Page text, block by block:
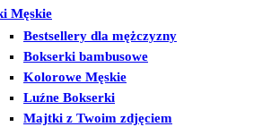
Męskie
Bestsellery dla mężczyzny
Bokserki bambusowe
Kolorowe Męskie
Luźne Bokserki
Majtki z Twoim zdjęciem